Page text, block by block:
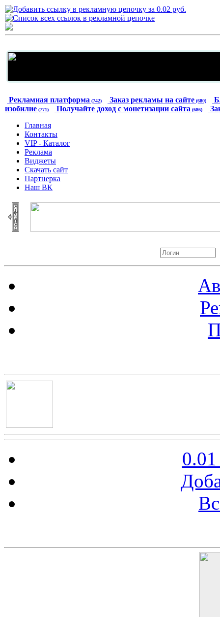
Рекламная платформа (742) Заказ рекламы на сайте (680)
изобилие (771) Получайте доход с монетизации сайта (686)
Главная
Контакты
VIP - Каталог
Реклама
Виджеты
Скачать сайт
Партнерка
Наш ВК